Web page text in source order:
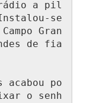
rádio a pil
se
Gran
de fia
acabou po
o senh